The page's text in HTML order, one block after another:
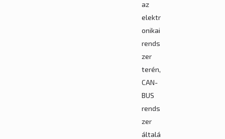
az
elektr
onikai
rends
zer
terén,
CAN-
BUS
rends
zer
általá